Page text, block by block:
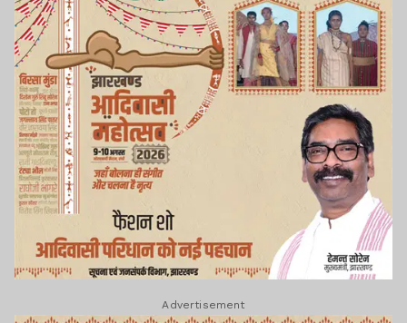
Advertisement